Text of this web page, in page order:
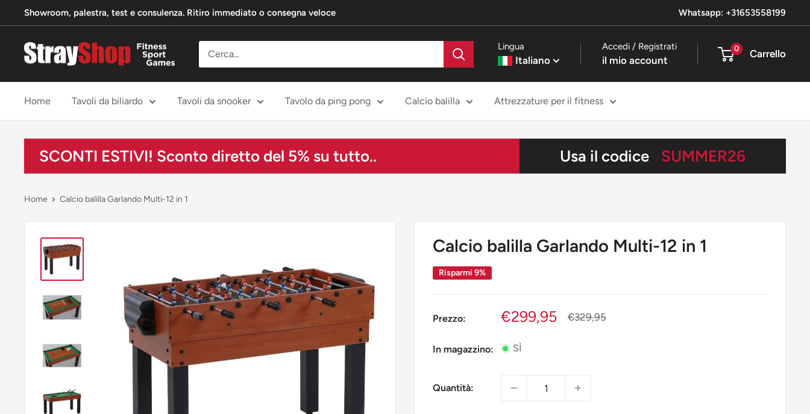
al
contenuto
Showroom, palestra, test e consulenza. Ritiro immediato o consegna veloce Whatsapp: +31653558199
StrayShop
B.V.
Lingua
Italiano
Accedi / Registrati
il mio account
0 Carrello
Home Tavoli da biliardo Tavoli da snooker Tavolo da ping pong Calcio balilla Attrezzature per il fitness
SCONTI ESTIVI! Sconto diretto del 5% su tutto.. Usa il codice SUMMER26
Home Calcio balilla Garlando Multi-12 in 1
Calcio balilla Garlando Multi-12 in 1
Risparmi 9%
Prezzo:
Prezzo
€299,95 Prezzo
€329,95
In magazzino: SÌ
Quantità: